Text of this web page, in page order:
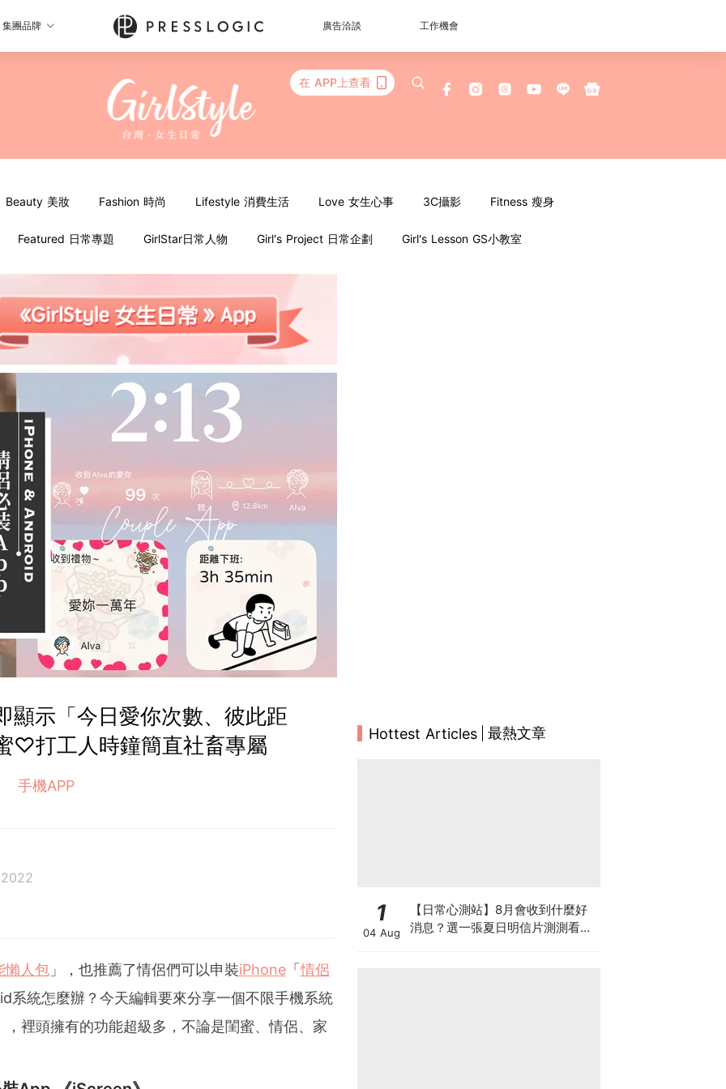
集團品牌 廣告洽談 工作機會
在 APP上查看
Beauty 美妝 Fashion 時尚 Lifestyle 消費生活 Love 女生心事 3C攝影 Fitness 瘦身
Featured 日常專題 GirlStar日常人物 Girl's Project 日常企劃 Girl's Lesson GS小教室
顯示「今日愛你次數、彼此距
♡打工人時鐘簡直社畜專屬
手機APP
懶人包」，也推薦了情侶們可以申裝iPhone「情侶
系統怎麼辦？今天編輯要來分享一個不限手機系統
裡頭擁有的功能超級多，不論是閨蜜、情侶、家
Hottest Articles 最熱文章
1
04 Aug
【日常心測站】8月會收到什麼好
消息？選一張夏日明信片測測看，